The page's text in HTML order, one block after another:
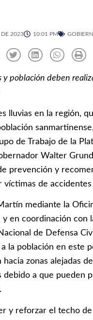
DE 2023 10:01 PM
población deben
lluvias en la región,
de Trabajo de la
Walter
prevención y
de accidentes
mediante la
en coordinación con
de Defensa
la población en este
zonas alejadas
debido a que pueden
y reforzar el techo de